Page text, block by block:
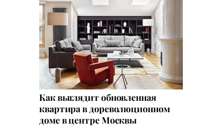
Как выглядит обновленная
квартира в дореволюционном
доме в центре Москвы